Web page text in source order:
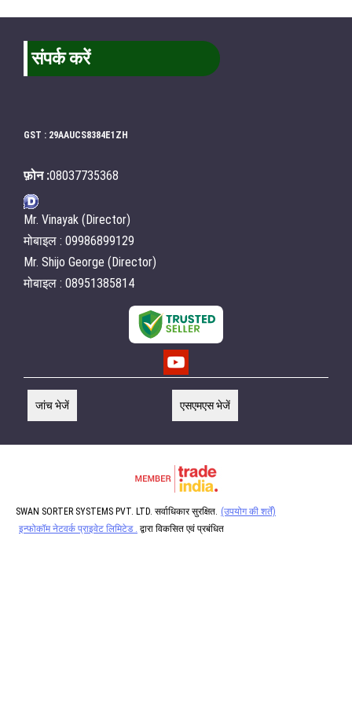
संपर्क करें
GST : 29AAUCS8384E1ZH
फ़ोन :08037735368
Mr. Vinayak (Director)
मोबाइल : 09986899129
Mr. Shijo George (Director)
मोबाइल : 08951385814
जांच भेजें एसएमएस भेजें
SWAN SORTER SYSTEMS PVT. LTD. सर्वाधिकार सुरक्षित. (उपयोग की शर्तें)
इन्फोकॉम नेटवर्क प्राइवेट लिमिटेड . द्वारा विकसित एवं प्रबंधित